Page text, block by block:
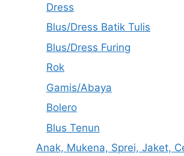
Dress
Blus/Dress Batik Tulis
Blus/Dress Furing
Rok
Gamis/Abaya
Bolero
Blus Tenun
Anak, Mukena, Sprei, Jaket,